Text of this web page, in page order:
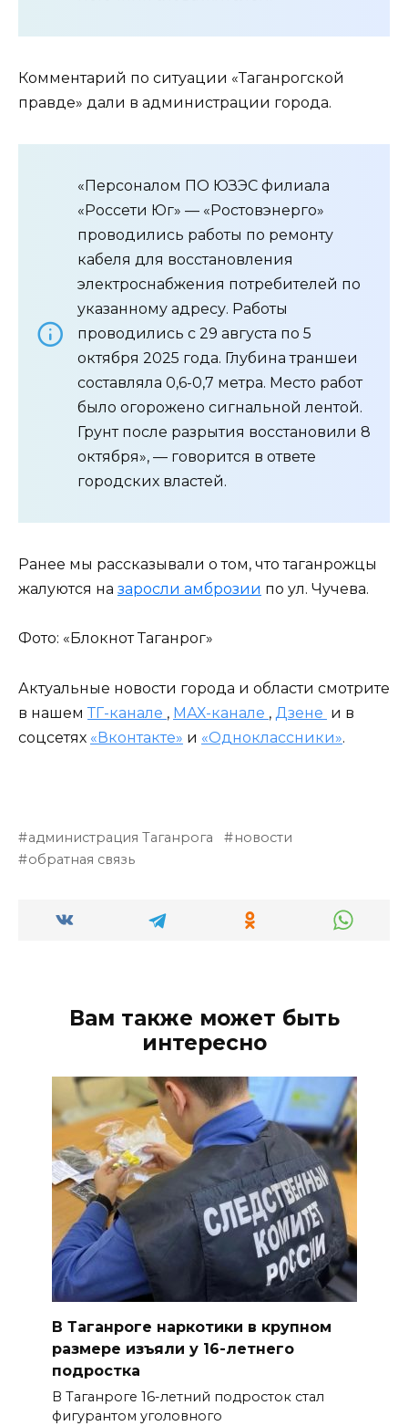
Комментарий по ситуации «Таганрогской
правде» дали в администрации города.
«Персоналом ПО ЮЗЭС филиала
«Россети Юг» — «Ростовэнерго»
проводились работы по ремонту
кабеля для восстановления
электроснабжения потребителей по
указанному адресу. Работы
проводились с 29 августа по 5
октября 2025 года. Глубина траншеи
составляла 0,6-0,7 метра. Место работ
было огорожено сигнальной лентой.
Грунт после разрытия восстановили 8
октября», — говорится в ответе
городских властей.
Ранее мы рассказывали о том, что таганрожцы
жалуются на заросли амброзии по ул. Чучева.
Фото: «Блокнот Таганрог»
Актуальные новости города и области смотрите
в нашем ТГ-канале , МАХ-канале , Дзене и в
соцсетях «Вконтакте» и «Одноклассники».
администрация Таганрога
новости
обратная связь
Вам также может быть
интересно
В Таганроге наркотики в крупном
размере изъяли у 16-летнего
подростка
В Таганроге 16-летний подросток стал
фигурантом уголовного